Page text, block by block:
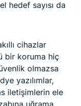
hedef sayısı da
cihazlar
bir koruma hiç
olmazsa
yazılımlar,
iletişimlerin ele
uğrama